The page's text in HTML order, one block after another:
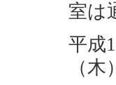
室は
平成
（木